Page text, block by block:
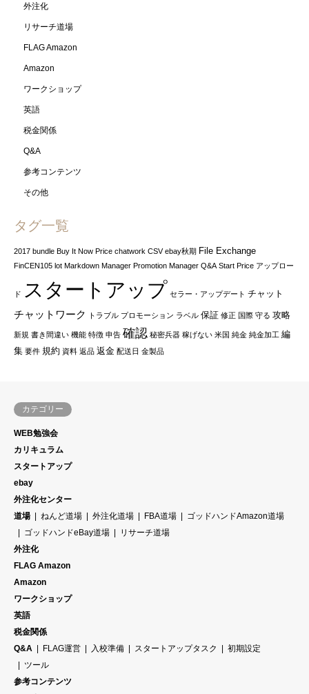
外注化
リサーチ道場
FLAG Amazon
Amazon
ワークショップ
英語
税金関係
Q&A
参考コンテンツ
その他
タグ一覧
2017 bundle Buy It Now Price chatwork CSV ebay秋期 File Exchange
FinCEN105 lot Markdown Manager Promotion Manager Q&A Start Price アップロー
ド スタートアップ セラー・アップデート チャット
チャットワーク トラブル プロモーション ラベル 保証 修正 国際 守る 攻略
新規 書き間違い 機能 特徴 申告 確認 秘密兵器 稼げない 米国 純金 純金加工 編
集 要件 規約 資料 返品 返金 配送日 金製品
カテゴリー
WEB勉強会
カリキュラム
スタートアップ
ebay
外注化センター
道場
ねんど道場 外注化道場 FBA道場
ゴッドハンドAmazon道場
ゴッドハンドeBay道場
リサーチ道場
外注化
FLAG Amazon
Amazon
ワークショップ
英語
税金関係
Q&A
FLAG運営 入校準備 スタートアップタスク
初期設定
ツール
参考コンテンツ